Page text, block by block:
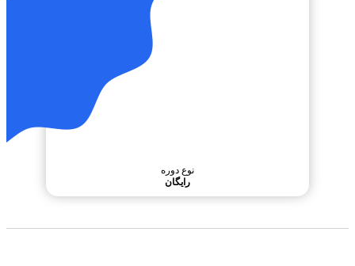
نوع دوره
رایگان